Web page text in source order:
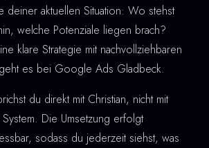
deiner aktuellen Situation: Wo stehst
welche Potenziale liegen brach?
klare Strategie mit nachvollziehbaren
es bei Google Ads Gladbeck.
du direkt mit Christian, nicht mit
Die Umsetzung erfolgt
sodass du jederzeit siehst, was